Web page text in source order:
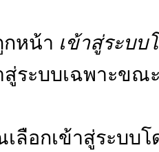
หน้า เข้าสู่ระบ
ระบบเฉพาะขณ
ลือกเข้าสู่ระบบ